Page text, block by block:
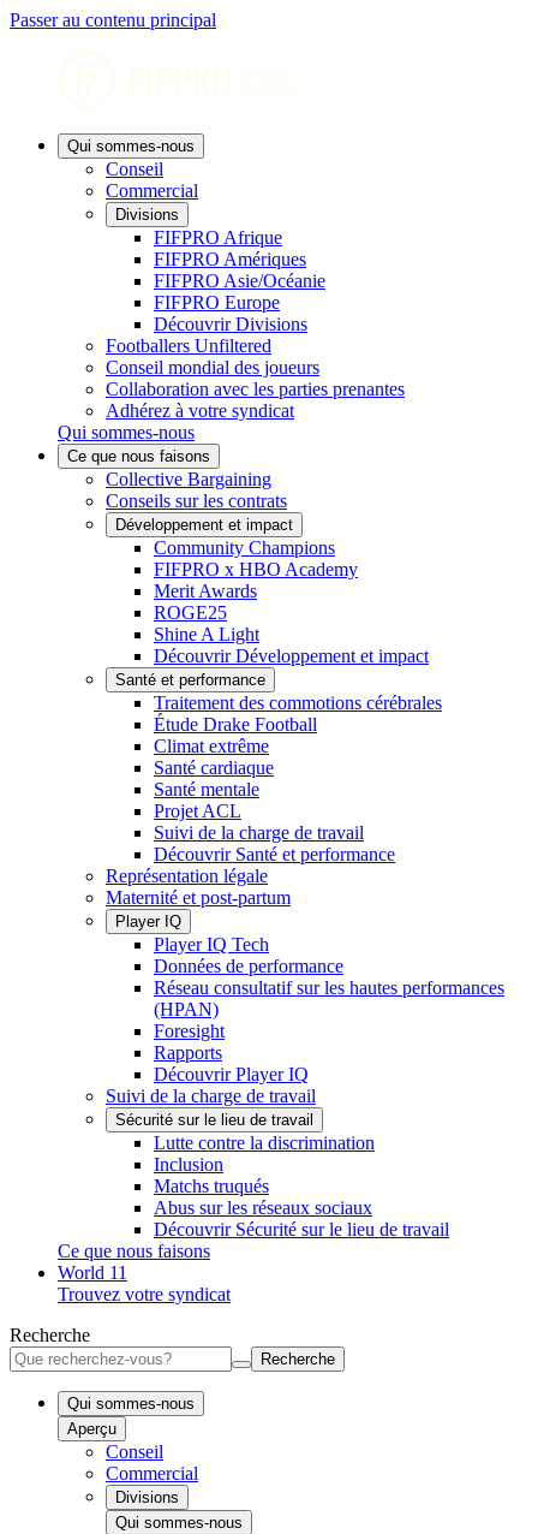
Passer au contenu principal
Qui sommes-nous
Conseil
Commercial
Divisions
FIFPRO Afrique
FIFPRO Amériques
FIFPRO Asie/Océanie
FIFPRO Europe
Découvrir Divisions
Footballers Unfiltered
Conseil mondial des joueurs
Collaboration avec les parties prenantes
Adhérez à votre syndicat
Qui sommes-nous
Ce que nous faisons
Collective Bargaining
Conseils sur les contrats
Développement et impact
Community Champions
FIFPRO x HBO Academy
Merit Awards
ROGE25
Shine A Light
Découvrir Développement et impact
Santé et performance
Traitement des commotions cérébrales
Étude Drake Football
Climat extrême
Santé cardiaque
Santé mentale
Projet ACL
Suivi de la charge de travail
Découvrir Santé et performance
Représentation légale
Maternité et post-partum
Player IQ
Player IQ Tech
Données de performance
Réseau consultatif sur les hautes performances
(HPAN)
Foresight
Rapports
Découvrir Player IQ
Suivi de la charge de travail
Sécurité sur le lieu de travail
Lutte contre la discrimination
Inclusion
Matchs truqués
Abus sur les réseaux sociaux
Découvrir Sécurité sur le lieu de travail
Ce que nous faisons
World 11
Trouvez votre syndicat
Recherche
Recherche
Qui sommes-nous
Aperçu
Conseil
Commercial
Divisions
Qui sommes-nous